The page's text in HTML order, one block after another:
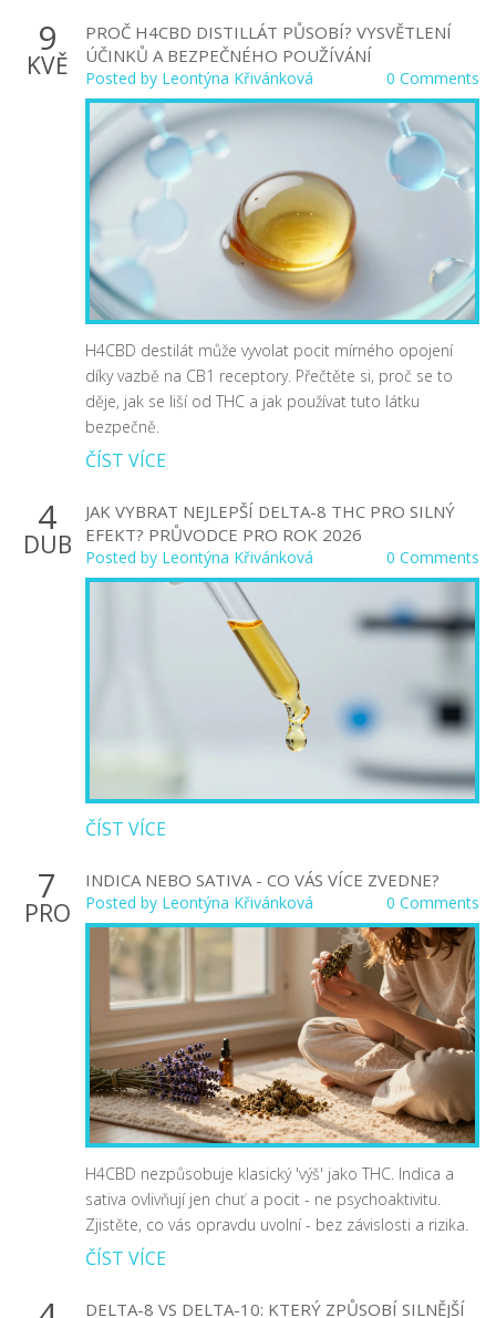
9
KVĚ
PROČ H4CBD DISTILLÁT PŮSOBÍ? VYSVĚTLENÍ
ÚČINKŮ A BEZPEČNÉHO POUŽÍVÁNÍ
Posted by Leontýna Křivánková 0 Comments
H4CBD destilát může vyvolat pocit mírného opojení
díky vazbě na CB1 receptory. Přečtěte si, proč se to
děje, jak se liší od THC a jak používat tuto látku
bezpečně.
ČÍST VÍCE
4
DUB
JAK VYBRAT NEJLEPŠÍ DELTA-8 THC PRO SILNÝ
EFEKT? PRŮVODCE PRO ROK 2026
Posted by Leontýna Křivánková 0 Comments
ČÍST VÍCE
7
PRO
INDICA NEBO SATIVA - CO VÁS VÍCE ZVEDNE?
Posted by Leontýna Křivánková 0 Comments
H4CBD nezpůsobuje klasický 'výš' jako THC. Indica a
sativa ovlivňují jen chuť a pocit - ne psychoaktivitu.
Zjistěte, co vás opravdu uvolní - bez závislosti a rizika.
ČÍST VÍCE
DELTA-8 VS DELTA-10: KTERÝ ZPŮSOBÍ SILNĚJŠÍ